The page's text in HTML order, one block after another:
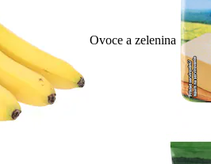
Ovoce a zelenina